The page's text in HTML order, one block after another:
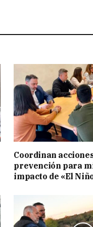
Coordinan
prevención para
impacto de «El